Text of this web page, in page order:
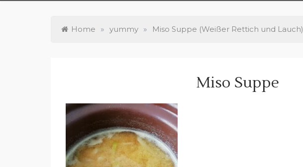
Home » yummy » Miso Suppe (Weißer Rettich und Lauch)
Miso Suppe